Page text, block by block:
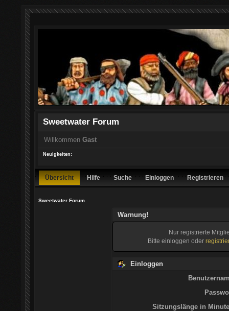
Sweetwater Forum
Willkommen Gast
Neuigkeiten:
Übersicht Hilfe Suche Einloggen Registrieren
Sweetwater Forum
Warnung!
Nur registrierte
Bitte einloggen oder
Einloggen
Sitzungslänge in